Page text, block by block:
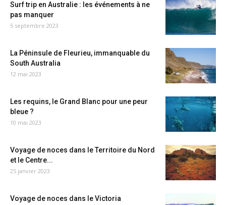
Surf trip en Australie : les événements à ne
pas manquer
5 septembre 2023
La Péninsule de Fleurieu, immanquable du
South Australia
12 mai 2023
Les requins, le Grand Blanc pour une peur
bleue ?
10 mai 2023
Voyage de noces dans le Territoire du Nord
et le Centre...
25 janvier 2023
Voyage de noces dans le Victoria